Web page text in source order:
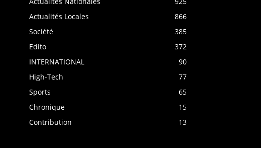
Actualités Locales
866
Société
385
Edito
372
INTERNATIONAL
90
High-Tech
77
Sports
65
Chronique
15
Contribution
13